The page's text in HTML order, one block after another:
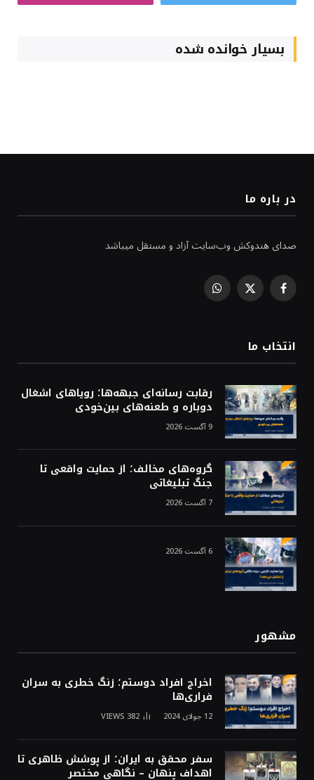
بسیار خوانده شده
در باره ما
صدای هندوکش وب‌سایت آزاد و مستقل میباشد
Facebook
X
WhatsApp
انتخاب ما
رقابت رسانه‌ای جبهه‌ها؛ رویاهای اشغال
دوباره و طعنه‌های بین‌خودی
9 آگست 2026
گروه‌های مخالف؛ از حمایت واقعی تا
جنگ تبلیغاتی
7 آگست 2026
6 آگست 2026
مشهور
اخراج افراد دوستم؛ زنگ خطری به سران
فراری‌ها
12 جولای 2024 382
VIEWS
سفر محقق به ایران؛ از پوشش ظاهری تا
اهداف پنهان – نگاهی مختصر